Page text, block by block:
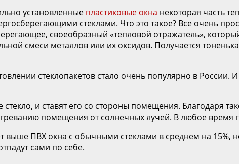
установленные пластиковые окна некоторая часть
стеклами. Что это такое? Все очень
своеобразный «тепловой отражатель»,
смеси металлов или их оксидов. Получается
стеклопакетов стало очень популярно в
и ставят его со стороны помещения. Благодаря
помещения от солнечных лучей. В любое время
выше ПВХ окна с обычными стеклами в среднем на 15%,
сами по себе.